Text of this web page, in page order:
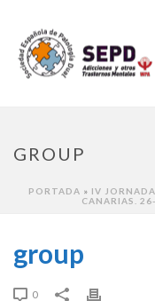
GROUP
PORTADA » IV
CANARIAS.
group
0